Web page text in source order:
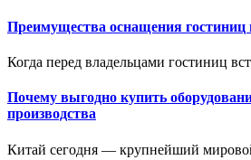
Преимущества оснащения гостиниц
Когда перед владельцами гостиниц
Почему выгодно купить
производства
Китай сегодня — крупнейший